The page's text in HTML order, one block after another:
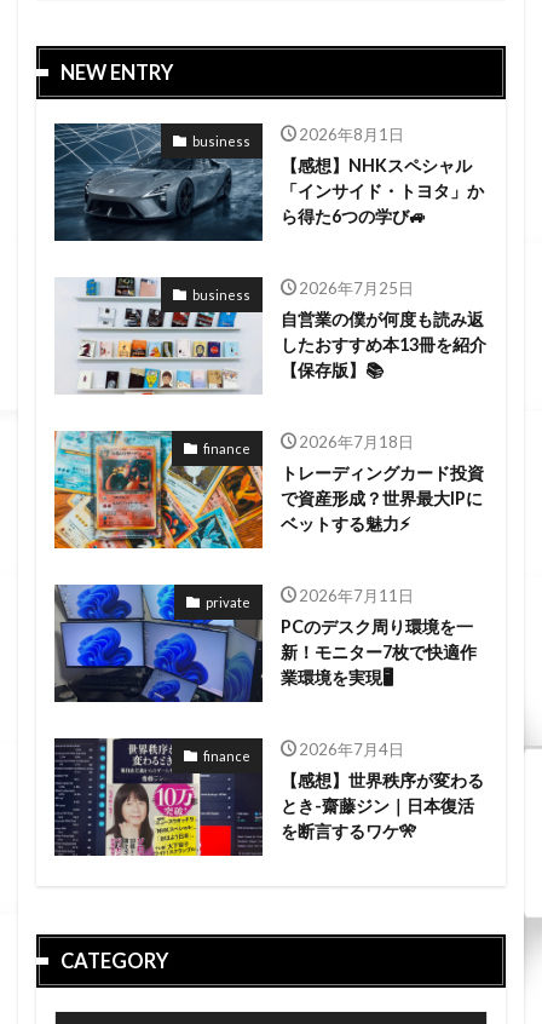
NEW ENTRY
business 2026年8月1日
【感想】NHKスペシャル
「インサイド・トヨタ」か
ら得た6つの学び🚙
business 2026年7月25日
自営業の僕が何度も読み返
したおすすめ本13冊を紹介
【保存版】📚
finance 2026年7月18日
トレーディングカード投資
で資産形成？世界最大IPに
ベットする魅力⚡
private 2026年7月11日
PCのデスク周り環境を一
新！モニター7枚で快適作
業環境を実現🖥️
finance 2026年7月4日
【感想】世界秩序が変わる
とき-齋藤ジン｜日本復活
を断言するワケ🎌
CATEGORY